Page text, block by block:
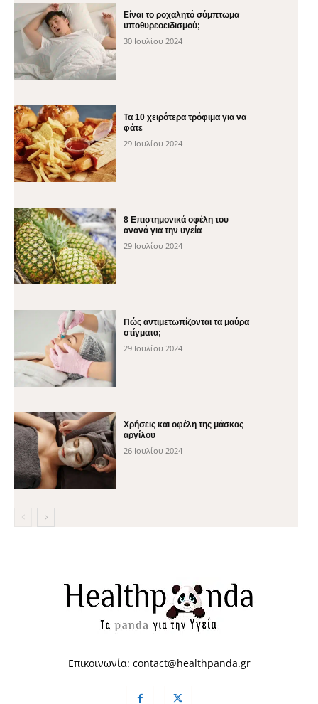
Είναι το ροχαλητό σύμπτωμα
υποθυρεοειδισμού;
30 Ιουλίου 2024
Τα 10 χειρότερα τρόφιμα για να
φάτε
29 Ιουλίου 2024
8 Επιστημονικά οφέλη του
ανανά για την υγεία
29 Ιουλίου 2024
Πώς αντιμετωπίζονται τα μαύρα
στίγματα;
29 Ιουλίου 2024
Χρήσεις και οφέλη της μάσκας
αργίλου
26 Ιουλίου 2024
Επικοινωνία: contact@healthpanda.gr